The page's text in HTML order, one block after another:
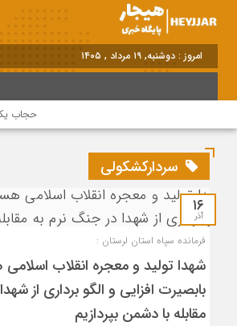
امروز : دوشنبه, ۱۹ مرداد , ۱۴۰۵
حجاب
سردارکشکولی
۱۶
آذر
فرمانده سپاه استان لرستان :
شهدا تولید و معجره انقلاب
بابصیرت افزایی و الگو برداری از
مقابله با دشمن بپردازیم